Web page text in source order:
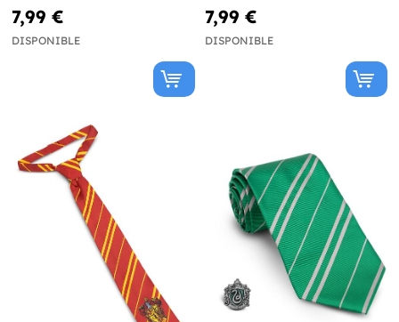
7,99 €
DISPONIBLE
7,99 €
DISPONIBLE